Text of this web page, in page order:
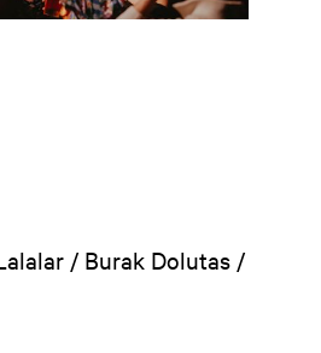
/ Burak Dolutas /